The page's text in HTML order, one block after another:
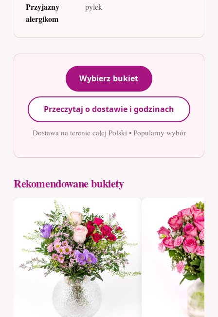
Przyjazny
alergikom
pyłek
Wybierz bukiet
Przeczytaj o dostawie i godzinach
Dostawa na terenie całej Polski • Popularny wybór
Rekomendowane bukiety